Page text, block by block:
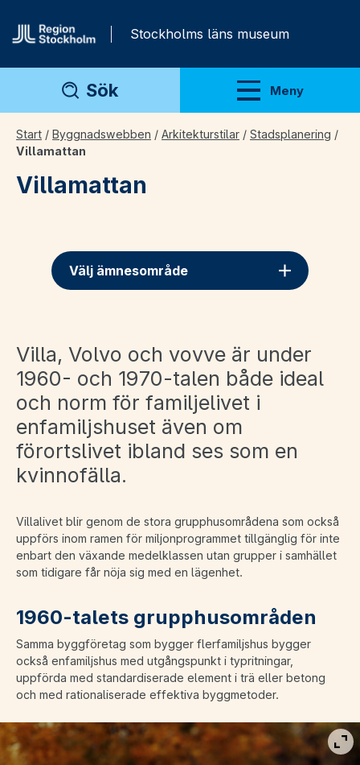
Stockholms läns museum
Sök Meny
Visa meny
Start / Byggnadswebben / Arkitekturstilar / Stadsplanering /
Villamattan
Villamattan
Välj ämnesområde
Villa, Volvo och vovve är under
1960- och 1970-talen både ideal
och norm för familjelivet i
enfamiljshuset även om
förortslivet ibland ses som en
kvinnofälla.
Villalivet blir genom de stora grupphusområdena som också
uppförs inom ramen för miljonprogrammet tillgänglig för inte
enbart den växande medelklassen utan grupper i samhället
som tidigare får nöja sig med en lägenhet.
1960-talets grupphusområden
Samma byggföretag som bygger flerfamiljshus bygger
också enfamiljshus med utgångspunkt i typritningar,
uppförda med standardiserade element i trä eller betong
och med rationaliserade effektiva byggmetoder.